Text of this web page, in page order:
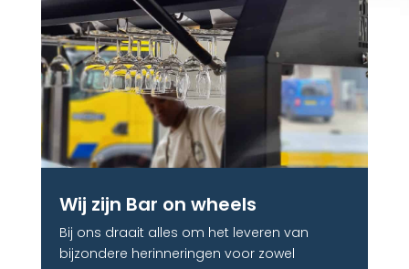
Wij zijn Bar on wheels
Bij ons draait alles om het leveren van
bijzondere herinneringen voor zowel